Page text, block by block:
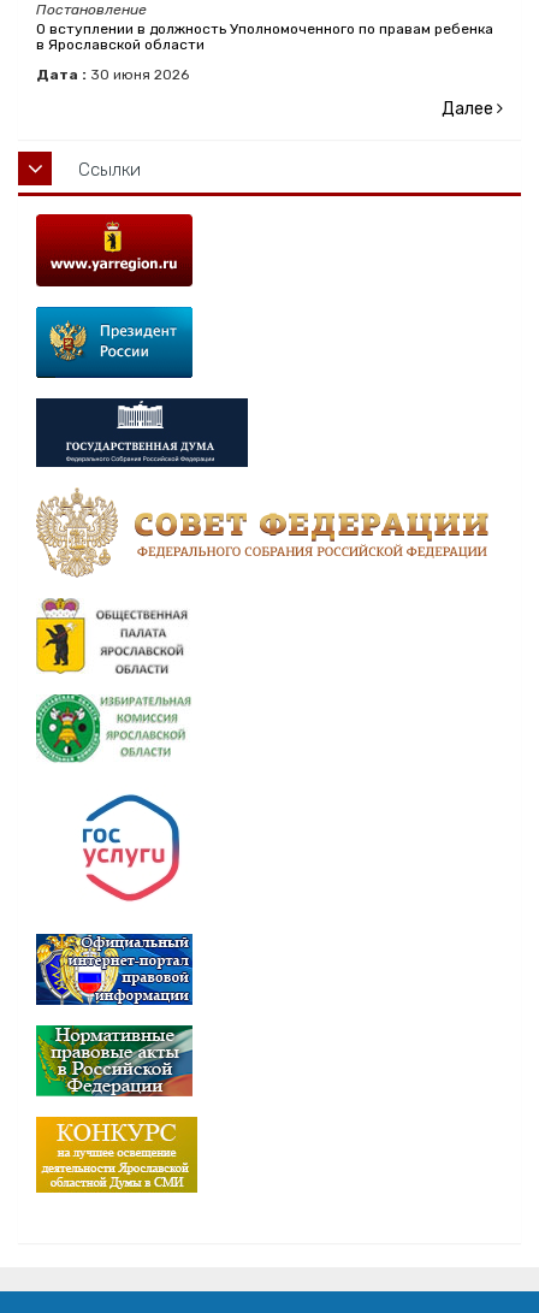
Постановление
О вступлении в должность Уполномоченного по правам ребенка
в Ярославской области
Дата : 30 июня 2026
Далее
Ссылки